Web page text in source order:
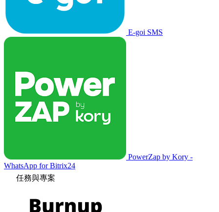
E-goi SMS
PowerZap by Kory -
WhatsApp for Bitrix24
任務與專案